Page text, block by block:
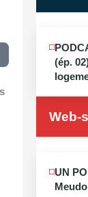
MAI
13
2026
(ép.
Web-
MAI
10
2026
UN